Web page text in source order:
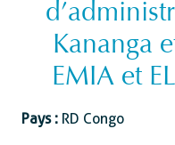
Kananga
EMIA et
Pays : RD Congo